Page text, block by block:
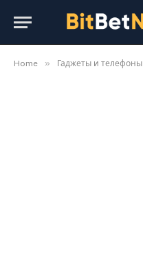
Home » Гаджеты и телефоны